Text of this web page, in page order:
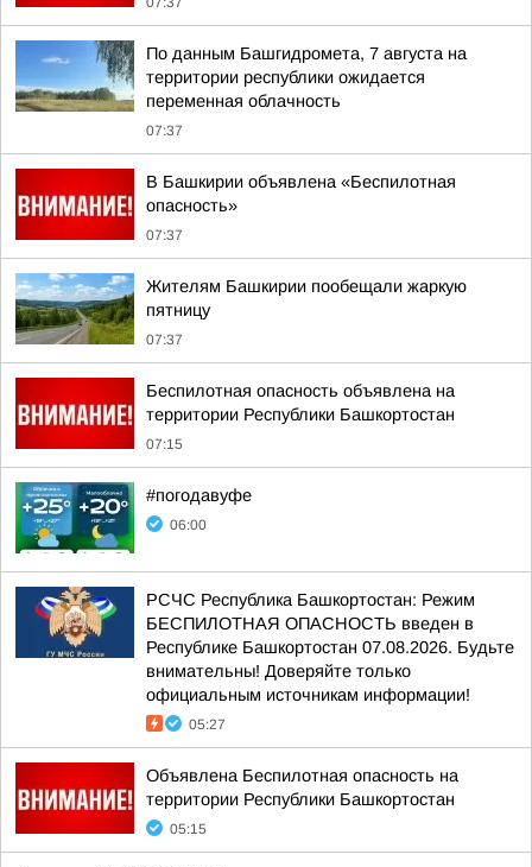
По данным Башгидромета, 7 августа на
территории республики ожидается
переменная облачность
07:37
В Башкирии объявлена «Беспилотная
опасность»
07:37
Жителям Башкирии пообещали жаркую
пятницу
07:37
Беспилотная опасность объявлена на
территории Республики Башкортостан
07:15
#погодавуфе
06:00
РСЧС Республика Башкортостан: Режим
БЕСПИЛОТНАЯ ОПАСНОСТЬ введен в
Республике Башкортостан 07.08.2026. Будьте
внимательны! Доверяйте только
официальным источникам информации!
05:27
Объявлена Беспилотная опасность на
территории Республики Башкортостан
05:15